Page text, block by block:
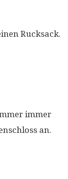
Rucksack.
immer
an.